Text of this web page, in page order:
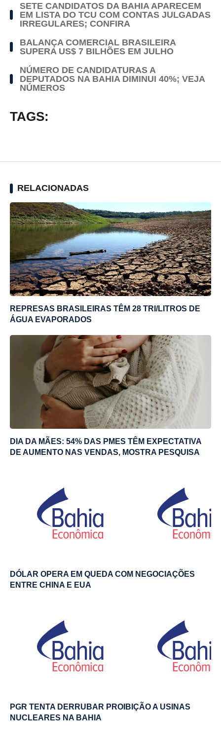
SETE CANDIDATOS DA BAHIA APARECEM
EM LISTA DO TCU COM CONTAS JULGADAS
IRREGULARES; CONFIRA
BALANÇA COMERCIAL BRASILEIRA
SUPERA US$ 7 BILHÕES EM JULHO
NÚMERO DE CANDIDATURAS A
DEPUTADOS NA BAHIA DIMINUI 40%; VEJA
NÚMEROS
TAGS:
RELACIONADAS
REPRESAS BRASILEIRAS TÊM 28 TRI/LITROS DE
ÁGUA EVAPORADOS
DIA DA MÃES: 54% DAS PMES TÊM EXPECTATIVA
DE AUMENTO NAS VENDAS, MOSTRA PESQUISA
DÓLAR OPERA EM QUEDA COM NEGOCIAÇÕES
ENTRE CHINA E EUA
PGR TENTA DERRUBAR PROIBIÇÃO A USINAS
NUCLEARES NA BAHIA